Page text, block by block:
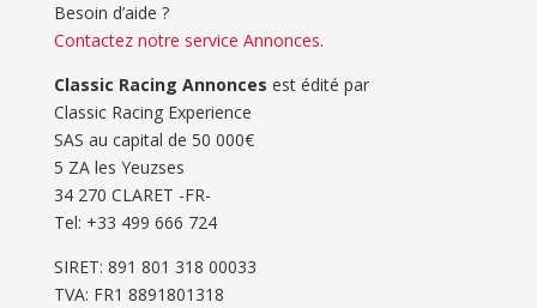
Besoin d’aide ?
Contactez notre service Annonces.
Classic Racing Annonces est édité par
Classic Racing Experience
SAS au capital de 50 000€
5 ZA les Yeuzses
34 270 CLARET -FR-
Tel: ‭+33 499 666 724‬
SIRET: 891 801 318 00033
TVA: FR1 8891801318